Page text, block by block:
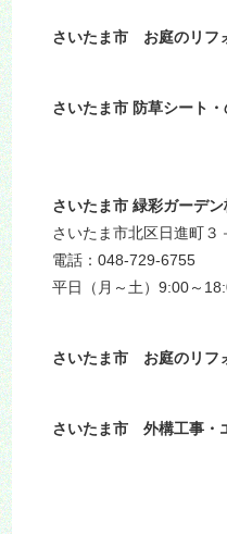
さいたま市 お庭のリフ
さいたま市 防草シート・
さいたま市 緑彩ガーデ
さいたま市北区日進町
電話：048-729-6755
平日（月～土）9:00～
さいたま市 お庭のリフ
さいたま市 外構工事・